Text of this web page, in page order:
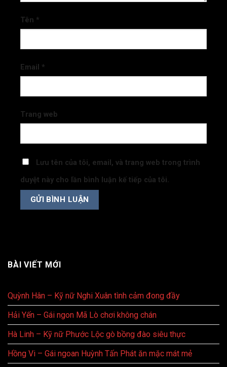
Tên *
Email *
Trang web
Lưu tên của tôi, email, và trang web trong trình
duyệt này cho lần bình luận kế tiếp của tôi.
BÀI VIẾT MỚI
Quỳnh Hân – Kỹ nữ Nghi Xuân tình cảm đong đầy
Hải Yến – Gái ngon Mã Lò chơi không chán
Hà Linh – Kỹ nữ Phước Lộc gò bồng đào siêu thực
Hồng Vi – Gái ngoan Huỳnh Tấn Phát ăn mặc mát mẻ